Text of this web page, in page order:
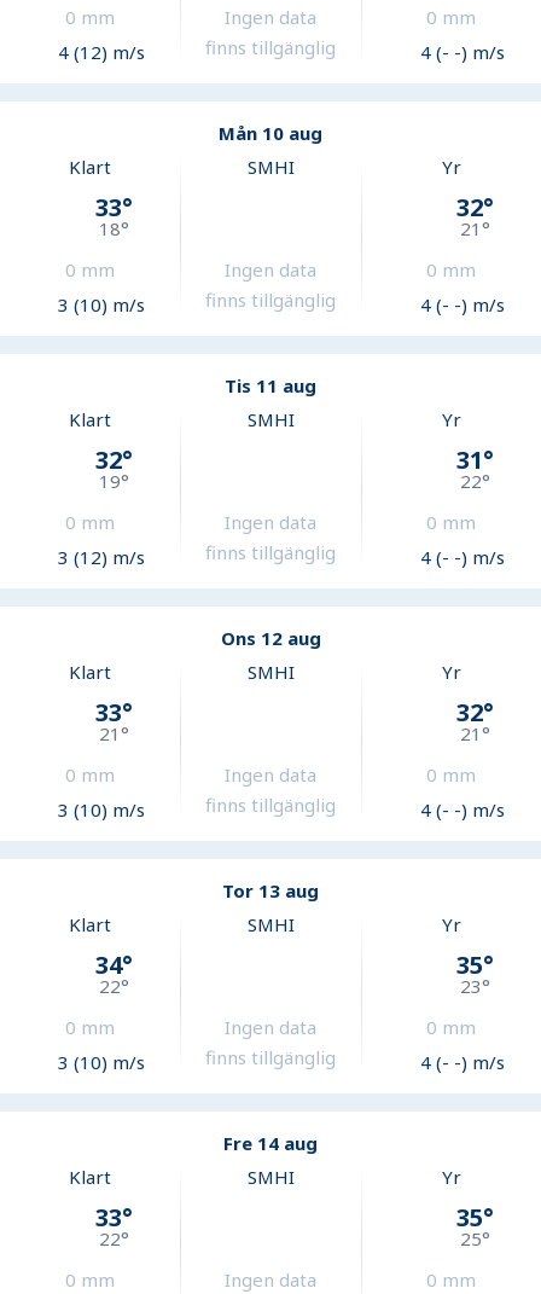
0 mm
4 (12) m/s
Ingen data
finns tillgänglig
0 mm
4 (- -) m/s
Mån 10 aug
Klart
33°
18°
0 mm
3 (10) m/s
SMHI
Ingen data
finns tillgänglig
Yr
32°
21°
0 mm
4 (- -) m/s
Tis 11 aug
Klart
32°
19°
0 mm
3 (12) m/s
SMHI
Ingen data
finns tillgänglig
Yr
31°
22°
0 mm
4 (- -) m/s
Ons 12 aug
Klart
33°
21°
0 mm
3 (10) m/s
SMHI
Ingen data
finns tillgänglig
Yr
32°
21°
0 mm
4 (- -) m/s
Tor 13 aug
Klart
34°
22°
0 mm
3 (10) m/s
SMHI
Ingen data
finns tillgänglig
Yr
35°
23°
0 mm
4 (- -) m/s
Fre 14 aug
Klart
33°
22°
0 mm
SMHI
Ingen data
Yr
35°
25°
0 mm